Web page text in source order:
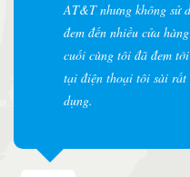
AT&T nhưng không sử
đem đến nhiều cửa
cuối cùng tôi đã đem
tại điện thoại tôi sài
dụng.